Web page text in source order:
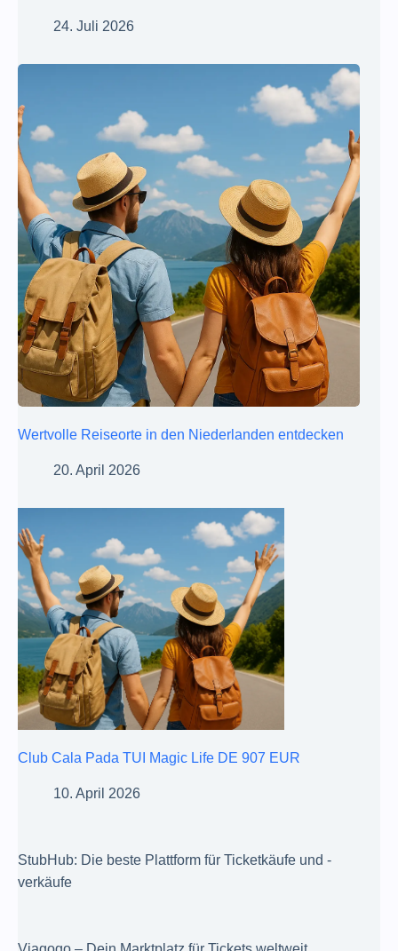
24. Juli 2026
Wertvolle Reiseorte in den Niederlanden entdecken
20. April 2026
Club Cala Pada TUI Magic Life DE 907 EUR
10. April 2026
StubHub: Die beste Plattform für Ticketkäufe und -
verkäufe